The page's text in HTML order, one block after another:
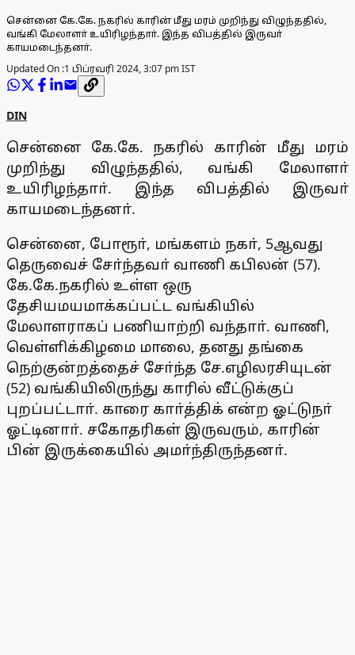
சென்னை கே.கே. நகரில் காரின் மீது மரம் முறிந்து விழுந்ததில்,
வங்கி மேலாளா் உயிரிழந்தாா். இந்த விபத்தில் இருவா்
காயமடைந்தனா்.
Updated On :1 பிப்ரவரி 2024, 3:07 pm IST
DIN
சென்னை கே.கே. நகரில் காரின் மீது மரம்
முறிந்து விழுந்ததில், வங்கி மேலாளா்
உயிரிழந்தாா். இந்த விபத்தில் இருவா்
காயமடைந்தனா்.
சென்னை, போரூா், மங்களம் நகா், 5ஆவது
தெருவைச் சோ்ந்தவா் வாணி கபிலன் (57).
கே.கே.நகரில் உள்ள ஒரு
தேசியமயமாக்கப்பட்ட வங்கியில்
மேலாளராகப் பணியாற்றி வந்தாா். வாணி,
வெள்ளிக்கிழமை மாலை, தனது தங்கை
நெற்குன்றத்தைச் சோ்ந்த சே.எழிலரசியுடன்
(52) வங்கியிலிருந்து காரில் வீட்டுக்குப்
புறப்பட்டாா். காரை காா்த்திக் என்ற ஓட்டுநா்
ஓட்டினாா். சகோதரிகள் இருவரும், காரின்
பின் இருக்கையில் அமா்ந்திருந்தனா்.